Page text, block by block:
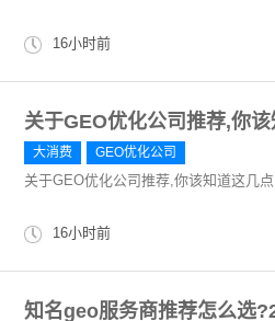
16小时前
关于GEO优化公司推荐,你
大消费 GEO优化公司
关于GEO优化公司推荐,你该知道这几
16小时前
知名geo服务商推荐怎么选